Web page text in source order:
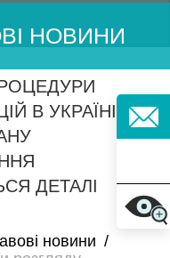
НОВИНИ
В УКРАЇНІ В
ДЕТАЛІ
новини /